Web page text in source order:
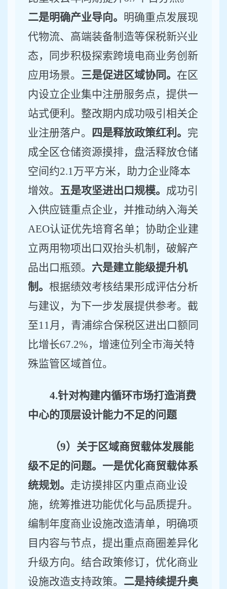
二是明确产业导向。 明确重点发展现
代物流、高端装备制造等保税新兴业
态，同步积极探索跨境电商业务创新
应用场景。 三是促进区域协同。 在区
内设立企业集中注册服务点，提供一
站式便利。整改期内成功吸引 相关企
业注册落户。
四是释放政策红利。 完
成全区仓储资源摸排，盘活释放仓储
空间约2.1万平方米，助力企业降本
增效。 五是攻坚进出口规模。 成功引
入供应链重点企业， 并推动纳入海关
AEO认证优先培育名单；协助企业建
立两用物项出口双抬头机制，破解产
品出口瓶颈。 六是建立能级提升机
制。 根据绩效考核结果形成评估分析
与建议，为下一步发展提供参考。截
至11月，青浦综合保税区进出口额同
比增长67.2%， 增速位列全市海关特
殊监管区域首位。
4.针对构建内循环市场打造消费
中心的顶层设计能力不足的问题
（9）关于区域商贸载体发展能
级不足的问题。一是优化商贸载体系
统规划。 走访摸排区内重点商业设
施，统筹推进功能优化与品质提升。
编制年度商业设施改造清单，明确项
目内容与节点，提出重点商圈差异化
升级方向。结合政策修订，优化商业
设施改造支持政策。 二是持续提升奥